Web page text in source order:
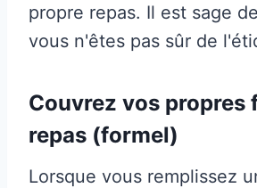
propre repas. Il est sage
vous n'êtes pas sûr de
Couvrez vos propres
repas (formel)
Lorsque vous remplissez